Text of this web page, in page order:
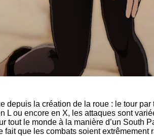
depuis la création de la roue : le tour
L ou encore en X, les attaques sont
le monde à la manière d’un South
que les combats soient